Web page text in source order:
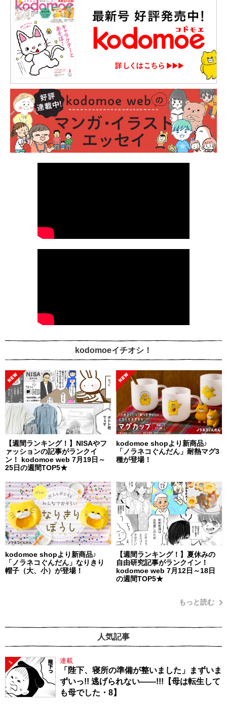
kodomoeイチオシ！
【週間ランキング！】NISAやフ
ァッションの記事がランクイ
ン！ kodomoe web 7月19日～
25日の週間TOP5★
kodomoe shopより新商品♪
「ノラネコぐんだん」耐熱マグ3
種が登場！
kodomoe shopより新商品♪
「ノラネコぐんだん」なりきり
帽子（大、小）が登場！
【週間ランキング！】夏休みの
自由研究記事がランクイン！
kodomoe web 7月12日～18日
の週間TOP5★
もっと読む
人気記事
1 連載
「陛下、寝所の準備が整いました」まずいま
ずいっ!! 逃げられない――!!!【母は転生して
も母でした・8】